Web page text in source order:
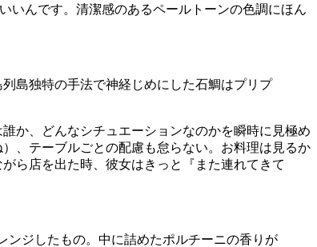
いんです。清潔感のあるペールトーンの色調にほん
島独特の手法で神経じめにした石鯛はプリプ
か、どんなシチュエーションなのかを瞬時に見極め
、テーブルごとの配慮も怠らない。お料理は見るか
ら店を出た時、彼女はきっと『また連れてきて
ンジしたもの。中に詰めたポルチーニの香りが